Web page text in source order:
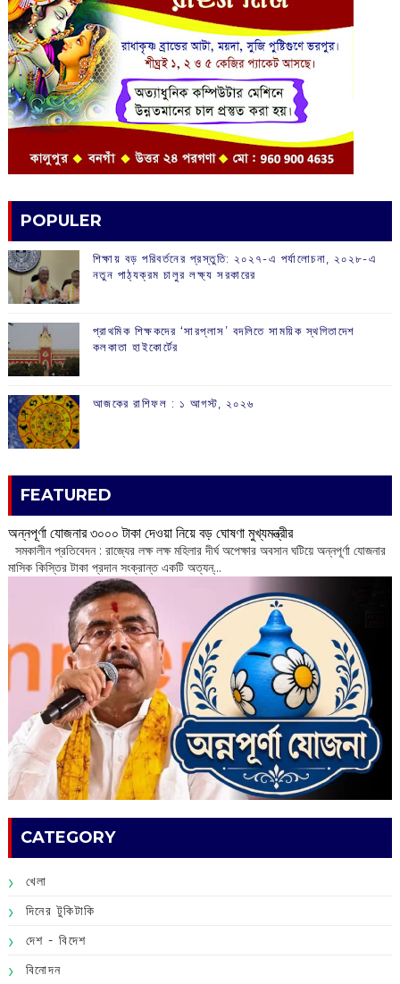
POPULER
শিক্ষায় বড় পরিবর্তনের প্রস্তুতি: ২০২৭-এ পর্যালোচনা, ২০২৮-এ
নতুন পাঠ্যক্রম চালুর লক্ষ্য সরকারের
প্রাথমিক শিক্ষকদের ‘সারপ্লাস’ বদলিতে সাময়িক স্থগিতাদেশ
কলকাতা হাইকোর্টের
আজকের রাশিফল :‌ ‌‌১ আগস্ট, ২০২৬
FEATURED
অন্নপূর্ণা যোজনার ৩০০০ টাকা দেওয়া নিয়ে বড় ঘোষণা মুখ্যমন্ত্রীর
সমকালীন প্রতিবেদন : রাজ্যের লক্ষ লক্ষ মহিলার দীর্ঘ অপেক্ষার অবসান ঘটিয়ে অন্নপূর্ণা যোজনার
মাসিক কিস্তির টাকা প্রদান সংক্রান্ত একটি অত্যন্...
CATEGORY
খেলা
দিনের টুকিটাকি
দেশ - বিদেশ
বিনোদন